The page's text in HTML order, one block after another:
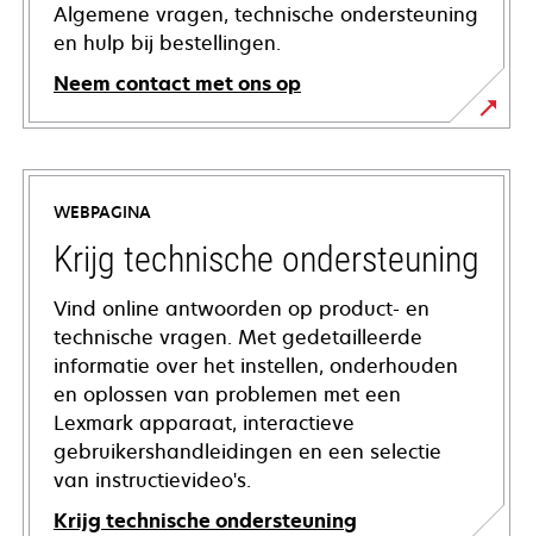
Algemene vragen, technische ondersteuning
en hulp bij bestellingen.
Neem contact met ons op
WEBPAGINA
Krijg technische ondersteuning
Vind online antwoorden op product- en
technische vragen. Met gedetailleerde
informatie over het instellen, onderhouden
en oplossen van problemen met een
Lexmark apparaat, interactieve
gebruikershandleidingen en een selectie
van instructievideo's.
Krijg technische ondersteuning